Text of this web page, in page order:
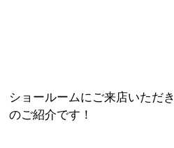
ショールームにご来店いただ
のご紹介です！